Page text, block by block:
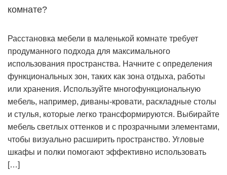
комнате?
Расстановка мебели в маленькой комнате требует
продуманного подхода для максимального
использования пространства. Начните с определения
функциональных зон, таких как зона отдыха, работы
или хранения. Используйте многофункциональную
мебель, например, диваны-кровати, раскладные столы
и стулья, которые легко трансформируются. Выбирайте
мебель светлых оттенков и с прозрачными элементами,
чтобы визуально расширить пространство. Угловые
шкафы и полки помогают эффективно использовать
[…]